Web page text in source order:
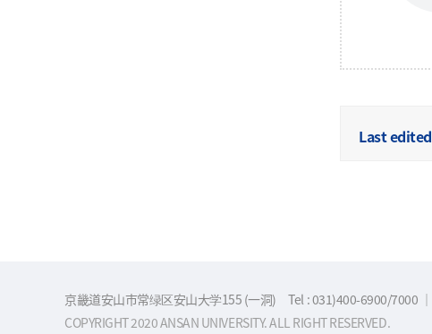
Last edited
京畿道安山市常绿区安山大学155 (一洞) Tel : 031)400-6900/7000 ｜
COPYRIGHT 2020 ANSAN UNIVERSITY. ALL RIGHT RESERVED.